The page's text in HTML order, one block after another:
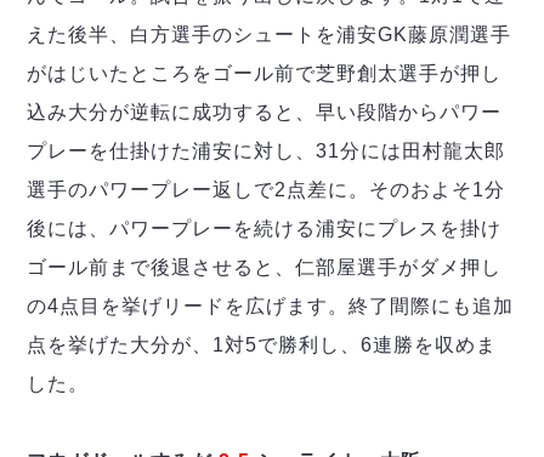
シュライカー大阪
バサジィ大分
選手の通算記録（Ｆ２）
ヴォスクオーレ仙台
リガーレヴィア葛飾
Y．S．C．C．横浜
ヴィンセドール白山
アグレミーナ浜松
えた後半、白方選手のシュートを浦安GK藤原潤選手
がはじいたところをゴール前で芝野創太選手が押し
込み大分が逆転に成功すると、早い段階からパワー
プレーを仕掛けた浦安に対し、31分には田村龍太郎
選手のパワープレー返しで2点差に。そのおよそ1分
後には、パワープレーを続ける浦安にプレスを掛け
ゴール前まで後退させると、仁部屋選手がダメ押し
の4点目を挙げリードを広げます。終了間際にも追加
点を挙げた大分が、1対5で勝利し、6連勝を収めま
した。